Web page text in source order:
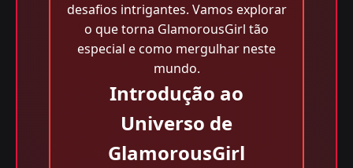
desafios intrigantes. Vamos explorar
o que torna GlamorousGirl tão
especial e como mergulhar neste
mundo.
Introdução ao
Universo de
GlamorousGirl